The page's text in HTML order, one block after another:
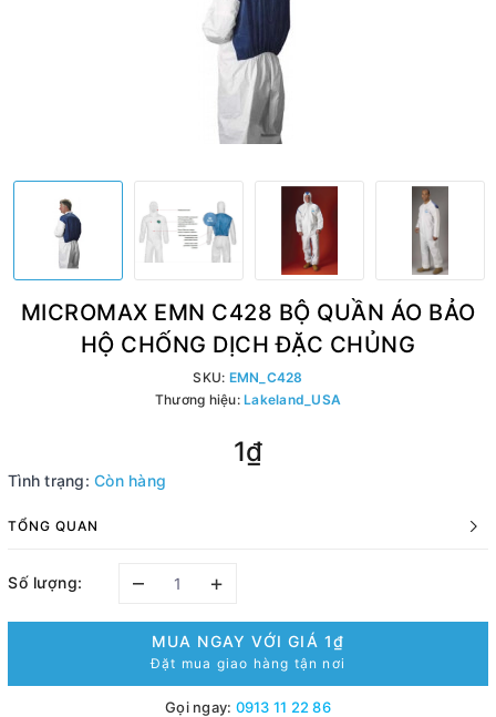
MICROMAX EMN C428 BỘ QUẦN ÁO BẢO
HỘ CHỐNG DỊCH ĐẶC CHỦNG
SKU: EMN_C428
Thương hiệu:Lakeland_USA
1₫
Tình trạng: Còn hàng
TỔNG QUAN
Số lượng: – +
MUA NGAY VỚI GIÁ 1₫
Đặt mua giao hàng tận nơi
Gọi ngay: 0913 11 22 86